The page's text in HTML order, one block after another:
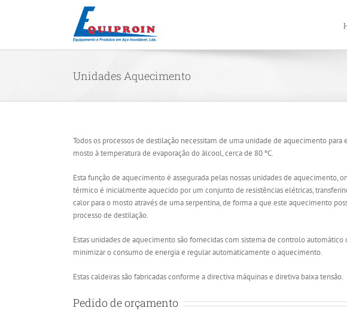
Unidades Aquecimento
Todos os processos de destilação necessitam de uma unidade de aquecimento para
mosto à temperatura de evaporação do álcool, cerca de 80 ºC.
Esta função de aquecimento é assegurada pelas nossas unidades de aquecimento,
térmico é inicialmente aquecido por um conjunto de resistências elétricas,
calor para o mosto através de uma serpentina, de forma a que este aquecimento
processo de destilação.
Estas unidades de aquecimento são fornecidas com sistema de controlo automático
minimizar o consumo de energia e regular automaticamente o aquecimento.
Estas caldeiras são fabricadas conforme a directiva máquinas e diretiva baixa tensão.
Pedido de orçamento